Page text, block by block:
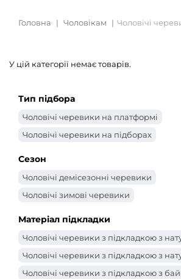
Головна Чоловікам Чоловічі
У цій категорії немає товарів.
Тип підбора
Чоловічі черевики на платформі
Чоловічі черевики на підборах
Сезон
Чоловічі демісезонні черевики
Чоловічі зимові черевики
Матеріал підкладки
Чоловічі черевики з підкладкою з
Чоловічі черевики з підкладкою з
Чоловічі черевики з підкладкою з